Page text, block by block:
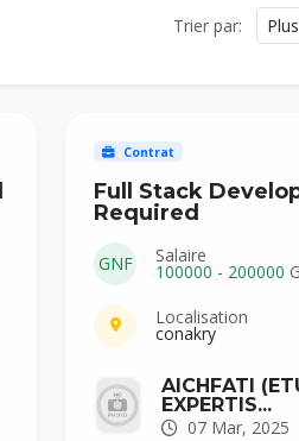
Trier par:
Contrat
Full Stack
Required
GNF Salaire
100000 - 200000
Localisation
conakry
AICHFATI
EXPERTIS...
07 Mar, 2025